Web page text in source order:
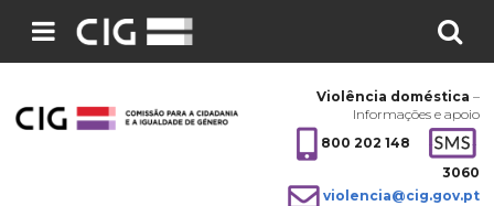
Violência doméstica –
Informações e apoio
800 202 148
3060
violencia@cig.gov.pt
Pesquisar